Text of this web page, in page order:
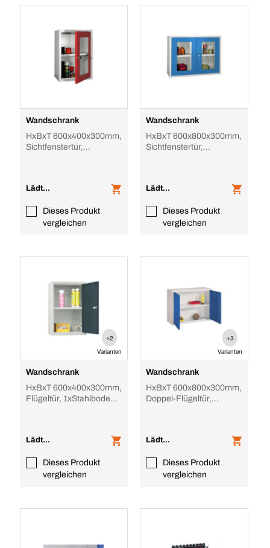
Wandschrank
HxBxT 600x400x300mm,
Sichtfenstertür,
Lädt...
Dieses Produkt
vergleichen
Wandschrank
HxBxT 600x800x300mm,
Sichtfenstertür,
Lädt...
Dieses Produkt
vergleichen
+2
Varianten
Wandschrank
HxBxT 600x400x300mm,
Flügeltür, 1xStahlboden,
Lädt...
Dieses Produkt
vergleichen
+3
Varianten
Wandschrank
HxBxT 600x800x300mm,
Doppel-Flügeltür,
Lädt...
Dieses Produkt
vergleichen